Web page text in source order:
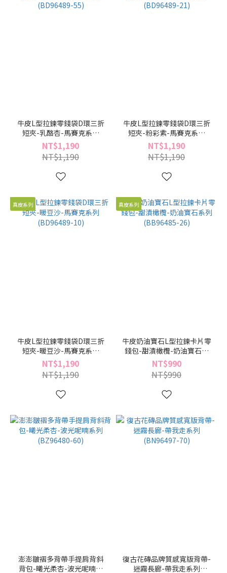
牛皮L型拉鍊零錢袋D環三折
短夾-乳酪杏-馬賽克系列
(BD96489-55)
NT$1,190
NT$1,190
牛皮L型拉鍊零錢袋D環三折
短夾-粉彩紫-馬賽克系列
(BD96489-21)
NT$1,190
NT$1,190
真皮系列
牛皮L型拉鍊零錢袋D環三折
短夾-暖豆沙-馬賽克系列
(BD96489-10)
NT$1,190
NT$1,190
真皮系列
牛皮奶油寶石L型拉鍊卡片零
錢包-甜漬橄欖-奶油寶石系
列(BB96485-26)
NT$990
NT$990
澎澎皺褶多背帶手提肩背斜
背包-曦光柔杏-波光呢喃系
復古花磚品牌質感寬版背帶-
迷霧長廊-帶我走系列